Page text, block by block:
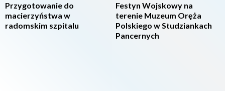
Przygotowanie do
macierzyństwa w
radomskim szpitalu
Festyn Wojskowy na
terenie Muzeum Oręża
Polskiego w Studziankach
Pancernych